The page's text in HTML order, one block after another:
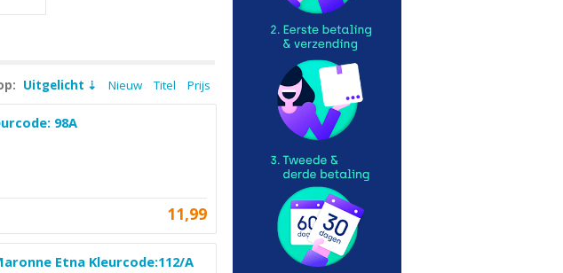
Uitgelicht Nieuw Titel Prijs
98A
11,99
Etna Kleurcode:112/A